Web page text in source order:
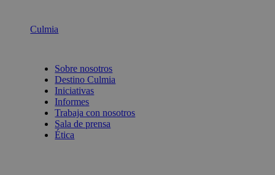
Culmia
Sobre nosotros
Destino Culmia
Iniciativas
Informes
Trabaja con nosotros
Sala de prensa
Ética